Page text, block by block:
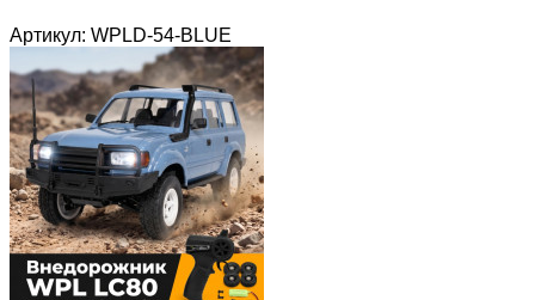
Артикул: WPLD-54-BLUE